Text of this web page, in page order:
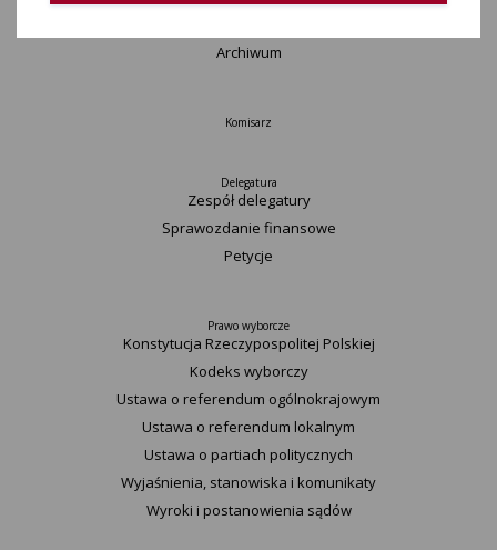
Archiwum
Komisarz
Delegatura
Zespół delegatury
Sprawozdanie finansowe
Petycje
Prawo wyborcze
Konstytucja Rzeczypospolitej Polskiej​
Kodeks wyborczy
Ustawa o referendum ogólnokrajowym
Ustawa o referendum lokalnym
Ustawa o partiach politycznych
Wyjaśnienia, stanowiska i komunikaty
Wyroki i postanowienia sądów